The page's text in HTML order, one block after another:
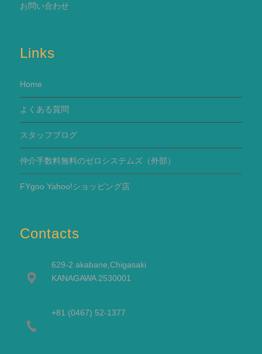
お問い合わせ
Links
Home
よくある質問
スタッフブログ
仲介手数料無料のゼロシステムズ（外部）
FYgoo Yahoo!ショッピング店
Contacts
629-2 akabane,Chigasaki
KANAGAWA 2530001
+81 (0467) 52-1377